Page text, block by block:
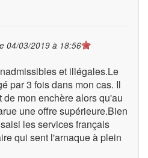
04/03/2019 à 18:56
et illégales.Le
par 3 fois dans mon cas. Il
mon enchère alors qu'au
une offre supérieure.Bien
les services français
qui sent l'arnaque à plein